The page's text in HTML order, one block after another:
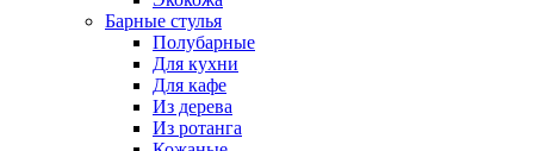
Барные стулья
Полубарные
Для кухни
Для кафе
Из дерева
Из ротанга